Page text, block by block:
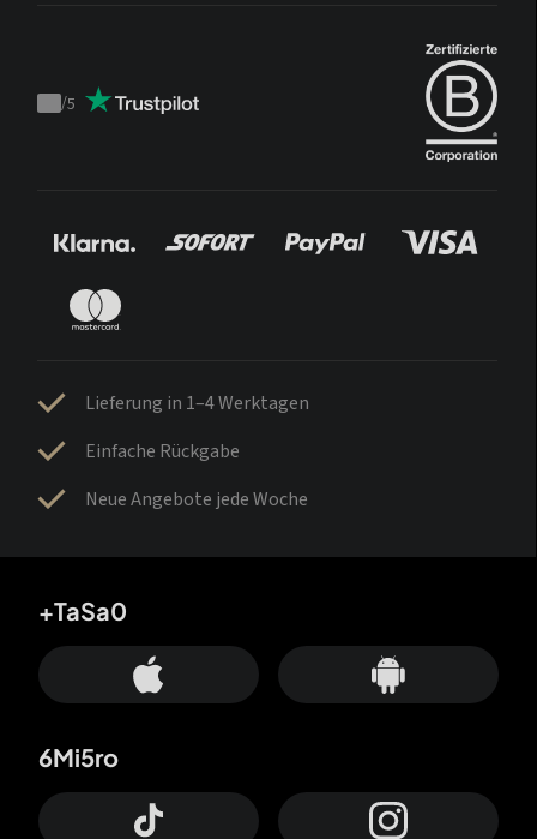
Trustpilot
/5
Lieferung in 1–4 Werktagen
Einfache Rückgabe
Neue Angebote jede Woche
+TaSa0
6Mi5ro